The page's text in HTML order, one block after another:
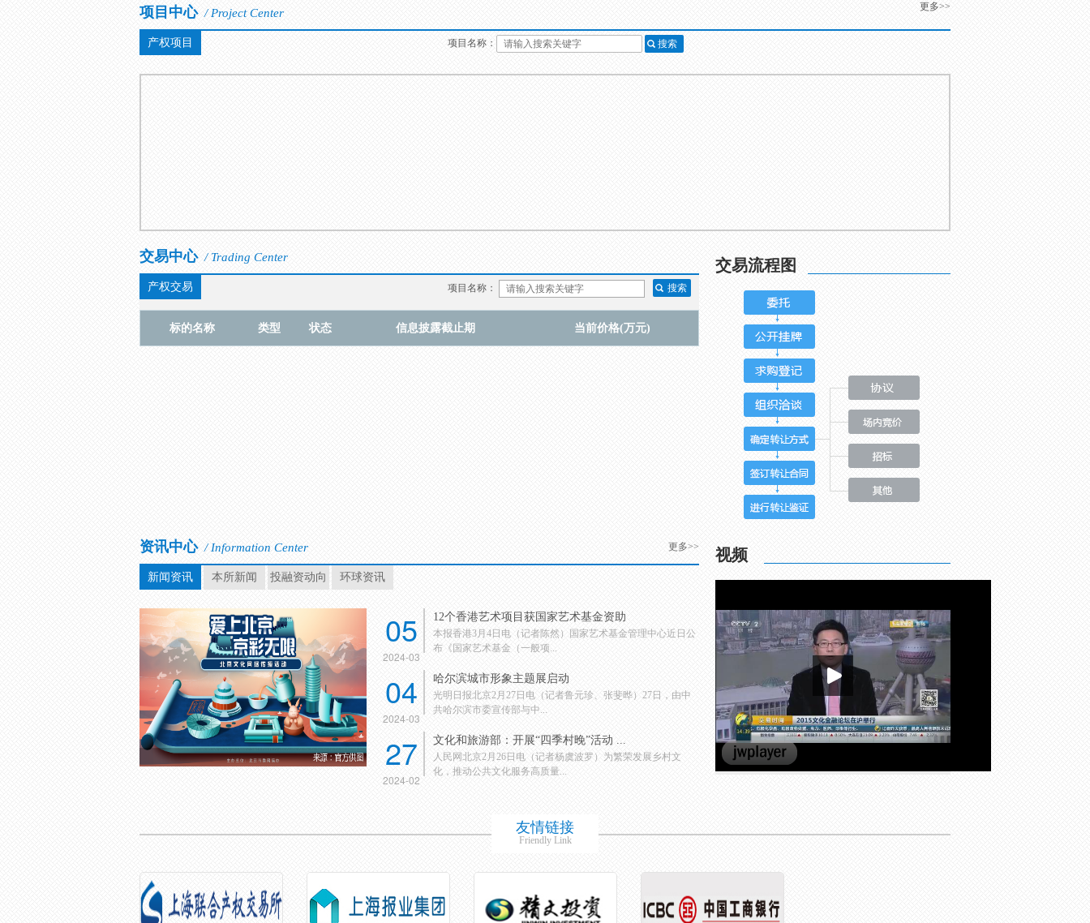
更多>>
项目中心 / Project Center
产权项目 项目名称：
交易中心 / Trading Center
产权交易 项目名称：
标的名称 类型 状态 信息披露截止期 当前价格(万元)
交易流程图
更多>>
资讯中心 / Information Center
新闻资讯 本所新闻 投融资动向 环球资讯
05
2024-03
12个香港艺术项目获国家艺术基金资助
本报香港3月4日电（记者陈然）国家艺术基金管理中心近日公
布《国家艺术基金（一般项...
04
2024-03
哈尔滨城市形象主题展启动
光明日报北京2月27日电（记者鲁元珍、张斐晔）27日，由中
共哈尔滨市委宣传部与中...
27
2024-02
文化和旅游部：开展“四季村晚”活动 ...
人民网北京2月26日电（记者杨虞波罗）为繁荣发展乡村文
化，推动公共文化服务高质量...
视频
友情链接
Friendly Link